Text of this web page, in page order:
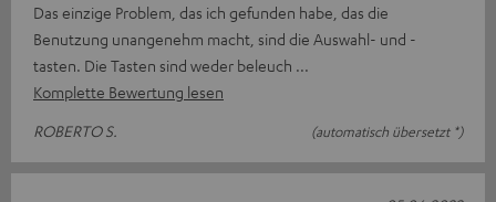
Das einzige Problem, das ich gefunden habe, das die
Benutzung unangenehm macht, sind die Auswahl- und -
tasten. Die Tasten sind weder beleuch
Komplette Bewertung lesen
ROBERTO S.
(automatisch übersetzt *)